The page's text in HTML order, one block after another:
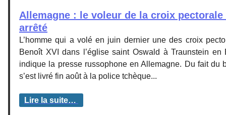
Allemagne : le voleur de la croix pectorale
arrêté
L’homme qui a volé en juin dernier une des croix
Benoît XVI dans l’église saint Oswald à Traunstein en
indique la presse russophone en Allemagne. Du fait du
s’est livré fin août à la police tchèque...
Lire la suite…